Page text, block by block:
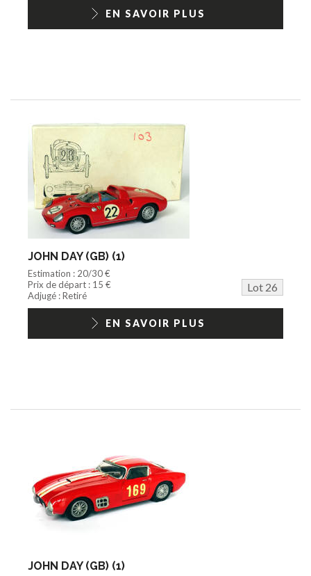
EN SAVOIR PLUS
JOHN DAY (GB) (1)
Estimation : 20/30 €
Prix de départ : 15 €
Lot 26
Adjugé : Retiré
EN SAVOIR PLUS
JOHN DAY (GB) (1)